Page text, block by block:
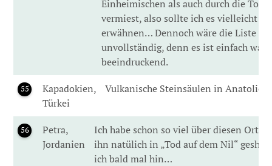
Einheimischen als auch durch die
vermiest, also sollte ich es vielleicht
erwähnen… Dennoch wäre die Liste
unvollständig, denn es ist einfach
beeindruckend.
55
Kapadokien,
Türkei
Vulkanische Steinsäulen in Anatolien.
56
Petra,
Jordanien
Ich habe schon so viel über diesen Ort
ihn natülich in „Tod auf dem Nil“
ich bald mal hin…